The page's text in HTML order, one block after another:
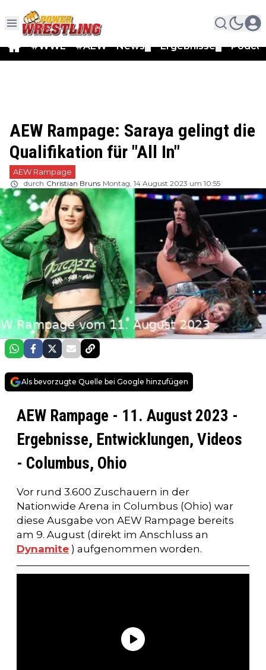
#WWE #AEW News Ergebnisse
AEW Rampage: Saraya gelingt die
Qualifikation für "All In"
AEW Rampage
durch Christian Bruns Montag, 14 August 2023 um 10:55
Als bevorzugte Quelle bei Google hinzufügen
AEW Rampage - 11. August 2023 -
Ergebnisse, Entwicklungen, Videos
- Columbus, Ohio
Vor rund 3.600 Zuschauern in der
Nationwide Arena in Columbus (Ohio) war
diese Ausgabe von AEW Rampage bereits
am 9. August (direkt im Anschluss an
Dynamite ) aufgenommen worden.